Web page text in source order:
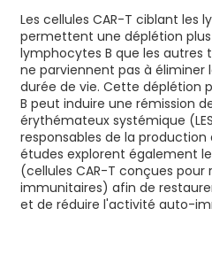
Les cellules CAR-T ciblant les
permettent une déplétion
lymphocytes B que les autres
ne parviennent pas à éliminer
durée de vie. Cette déplétion
B peut induire une rémission
érythémateux systémique
responsables de la
études explorent également
(cellules CAR-T conçues pour
immunitaires) afin de
et de réduire l'activité auto-